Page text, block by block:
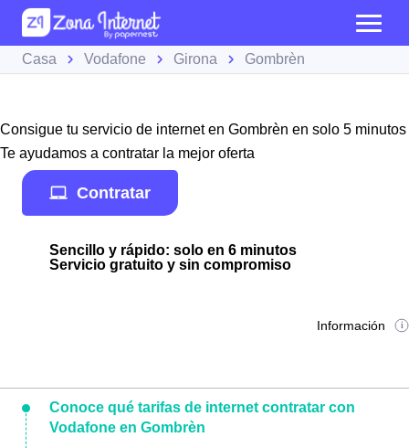
Casa Vodafone Girona Gombrèn
Consigue tu servicio de internet en Gombrèn en solo 5 minutos
Te ayudamos a contratar la mejor oferta
Contratar
Sencillo y rápido: solo en 6 minutos
Servicio gratuito y sin compromiso
Información
Conoce qué tarifas de internet contratar con
Vodafone en Gombrèn